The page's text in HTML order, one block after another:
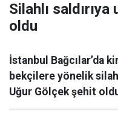
Silahlı
oldu
İstanbul Bağcılar’da
bekçilere yönelik
Uğur Gölçek şehit